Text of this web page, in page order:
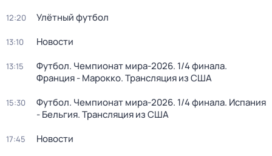
12:20 Улётный футбол
13:10 Новости
13:15
Футбол. Чемпионат мира-2026. 1/4 финала.
Франция - Марокко. Трансляция из США
15:30
Футбол. Чемпионат мира-2026. 1/4 финала. Испания
- Бельгия. Трансляция из США
17:45 Новости